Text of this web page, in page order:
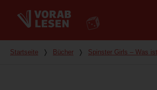
Du bist hier
Startseite ❭ Bücher ❭ Spinster Girls – Was